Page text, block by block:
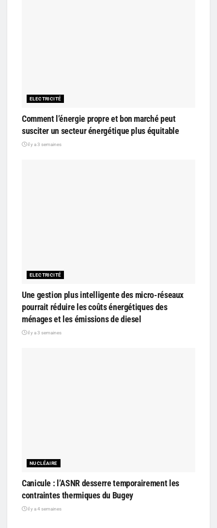
ELECTRICITÉ
Comment l’énergie propre et bon marché peut
susciter un secteur énergétique plus équitable
il y a 3 semaines
ELECTRICITÉ
Une gestion plus intelligente des micro-réseaux
pourrait réduire les coûts énergétiques des
ménages et les émissions de diesel
il y a 3 semaines
NUCLÉAIRE
Canicule : l’ASNR desserre temporairement les
contraintes thermiques du Bugey
il y a 4 semaines